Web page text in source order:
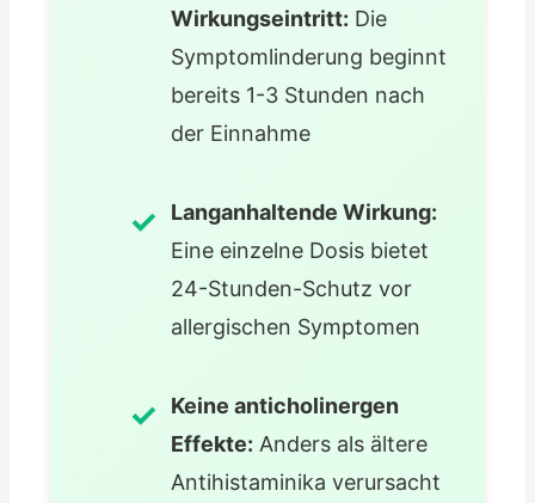
Wirkungseintritt: Die
Symptomlinderung beginnt
bereits 1-3 Stunden nach
der Einnahme
Langanhaltende Wirkung:
Eine einzelne Dosis bietet
24-Stunden-Schutz vor
allergischen Symptomen
Keine anticholinergen
Effekte: Anders als ältere
Antihistaminika verursacht